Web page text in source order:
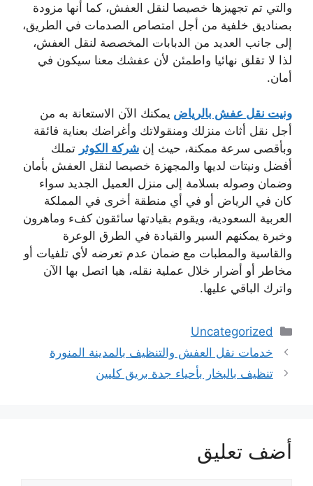
والتي تم تجهيزها خصيصا لنقل العفش، كما أنها مزودة
بصناديق خلفية من أجل امتصاص الصدمات في الطريق،
إلى جانب العديد من الدبابات المخصصة لنقل العفش،
لذا لا تقلق نهائيا واطمئن لأن عفشك معنا سيكون في
أمان.
ونيت نقل عفش بالرياض يمكنك الآن الاستعانة به من
أجل نقل أثاث منزلك ومنقولاتك وأغراضك بعناية فائقة
وبأقصى سرعة ممكنة، حيث إن شركة الكوثر تملك
أفضل ونيتات لديها والمجهزة خصيصا لنقل العفش بأمان
وضمان وصوله بسلامة إلى منزل العميل الجديد سواء
كان في الرياض أو في أي منطقة أخرى في المملكة
العربية السعودية، ويقوم بقيادتها سائقون كفء وماهرون
وخبرة يمكنهم السير والقيادة في الطرق الوعرة
والقاسية والمطبات مع ضمان عدم تعرضه لأي تلفيات أو
مخاطر أو أضرار خلال عملية نقله، هيا اتصل بها الآن
واترك الباقي عليها.
التصنيفات
Uncategorized
خدمات نقل العفش والتنظيف بالمدينة المنورة
تنظيف بالبخار بأحياء جدة بريق كليين
أضف تعليق